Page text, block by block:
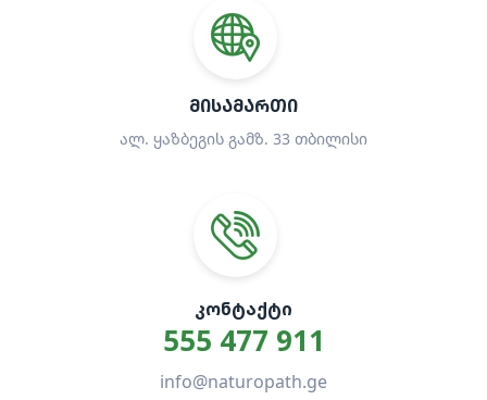
ᲛᲘᲡᲐᲛᲐᲠᲗᲘ
ალ. ყაზბეგის გამზ. 33 თბილისი
ᲙᲝᲜᲢᲐᲥᲢᲘ
555 477 911
info@naturopath.ge